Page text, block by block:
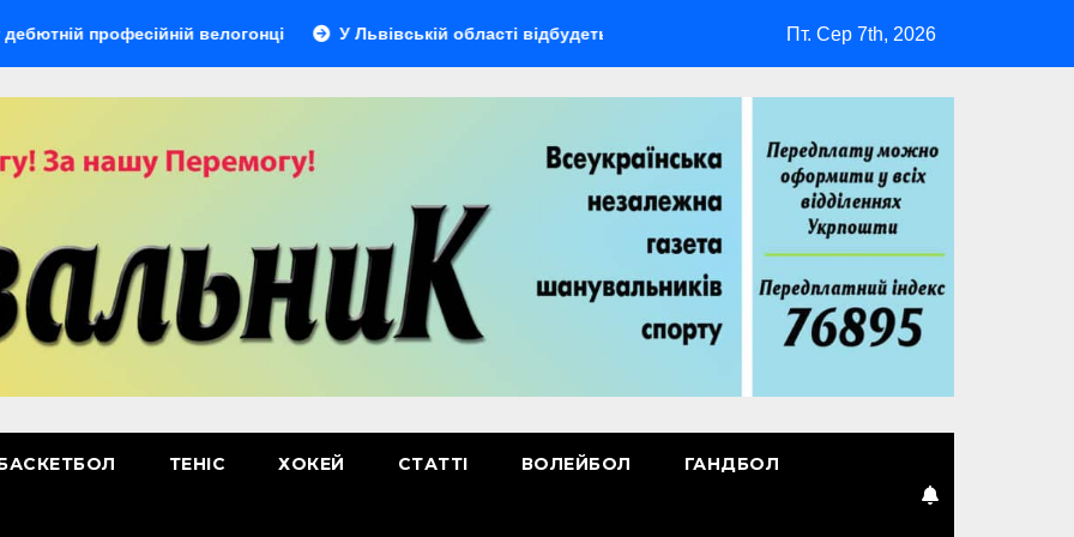
велогонці У Львівській області відбудеться мультиспортивний табір ГАРТ 2026 – як долучитися
Пт. Сер 7th, 2026
ТЕНІС ХОКЕЙ СТАТТІ ВОЛЕЙБОЛ ГАНДБОЛ